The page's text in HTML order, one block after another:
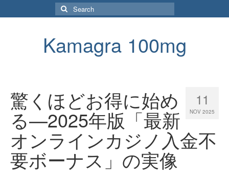
Search
for:
Kamagra 100mg
11
NOV 2025
驚くほどお得に始め
る—2025年版「最新
オンラインカジノ入金不
要ボーナス」の実像